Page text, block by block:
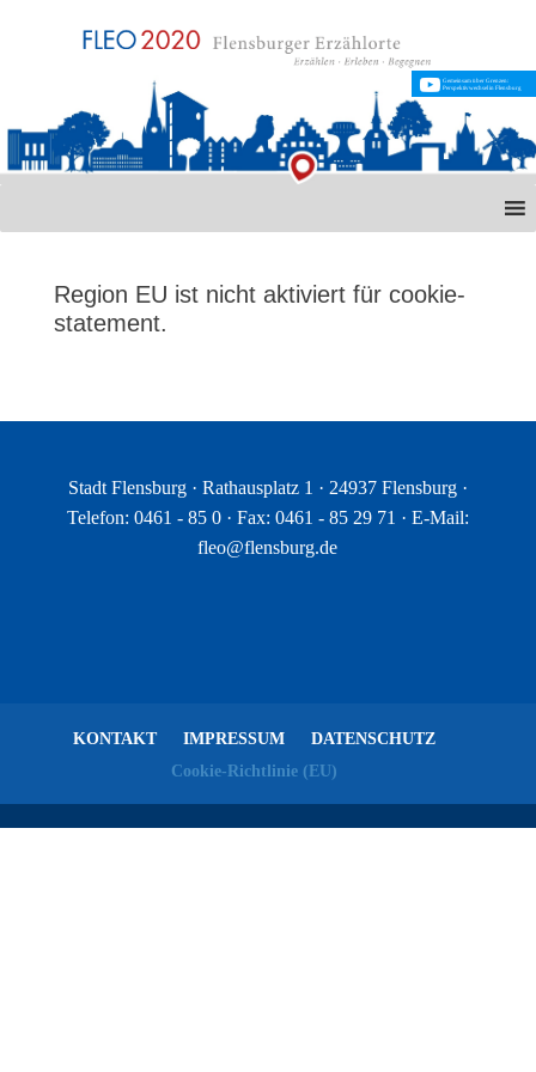
Gemeinsam über Grenzen:
Perspektivwechsel in Flensburg
Region EU ist nicht aktiviert für cookie-
statement.
Stadt Flensburg · Rathausplatz 1 · 24937 Flensburg ·
Telefon: 0461 - 85 0 · Fax: 0461 - 85 29 71 · E-Mail:
fleo@flensburg.de
KONTAKT IMPRESSUM
DATENSCHUTZ
Cookie-Richtlinie (EU)